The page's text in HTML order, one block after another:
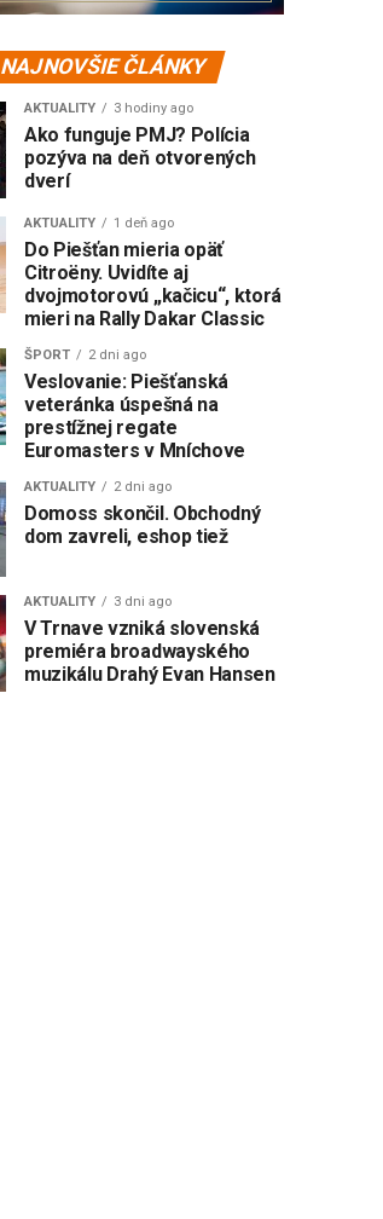
NAJNOVŠIE ČLÁNKY
AKTUALITY 3 hodiny ago
Ako funguje PMJ? Polícia
pozýva na deň otvorených
dverí
AKTUALITY 1 deň ago
Do Piešťan mieria opäť
Citroëny. Uvidíte aj
dvojmotorovú „kačicu“, ktorá
mieri na Rally Dakar Classic
ŠPORT 2 dni ago
Veslovanie: Piešťanská
veteránka úspešná na
prestížnej regate
Euromasters v Mníchove
AKTUALITY 2 dni ago
Domoss skončil. Obchodný
dom zavreli, eshop tiež
AKTUALITY 3 dni ago
V Trnave vzniká slovenská
premiéra broadwayského
muzikálu Drahý Evan Hansen